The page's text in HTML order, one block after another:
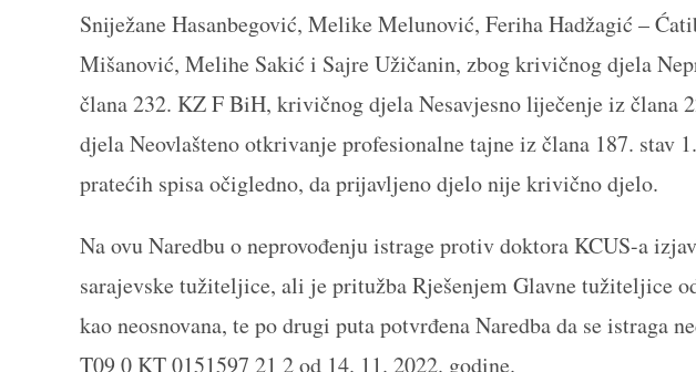
Sniježane Hasanbegović, Melike Melunović, Feriha Hadžagić –
Mišanović, Melihe Sakić i Sajre Užičanin, zbog krivičnog djela
člana 232. KZ F BiH, krivičnog djela Nesavjesno liječenje iz člana
djela Neovlašteno otkrivanje profesionalne tajne iz člana 187. stav
pratećih spisa očigledno, da prijavljeno djelo nije krivično djelo.
Na ovu Naredbu o neprovođenju istrage protiv doktora KCUS-a
sarajevske tužiteljice, ali je pritužba Rješenjem Glavne tužiteljice
kao neosnovana, te po drugi puta potvrđena Naredba da se istraga
T09 0 KT 0151597 21 2 od 14. 11. 2022. godine.